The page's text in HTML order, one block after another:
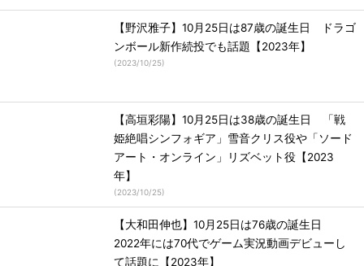
【野沢雅子】10月25日は87歳の誕生日 ドラゴ
ンボール新作続投でも話題【2023年】
(2023/10/25)
【高垣彩陽】10月25日は38歳の誕生日 「戦
姫絶唱シンフォギア」雪音クリス役や「ソード
アート・オンライン」リズベット役【2023
年】
(2023/10/25)
【大和田伸也】10月25日は76歳の誕生日
2022年には70代でゲーム実況動画デビューし
て話題に【2023年】